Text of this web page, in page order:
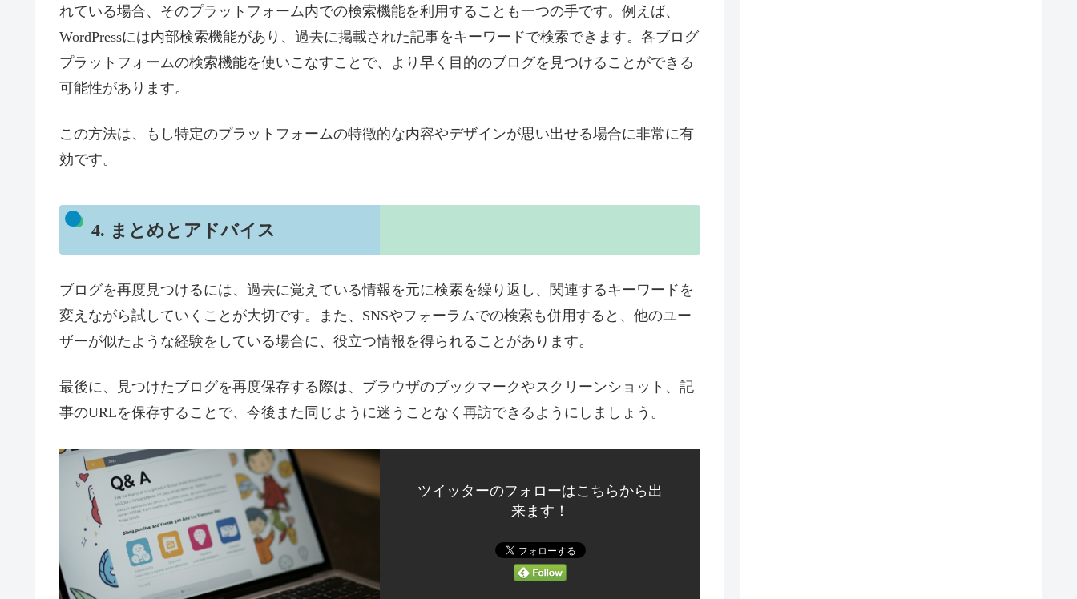
れている場合、そのプラットフォーム内での検索機能を利用することも一つの手です。例えば、
WordPressには内部検索機能があり、過去に掲載された記事をキーワードで検索できます。各ブログ
プラットフォームの検索機能を使いこなすことで、より早く目的のブログを見つけることができる
可能性があります。
この方法は、もし特定のプラットフォームの特徴的な内容やデザインが思い出せる場合に非常に有
効です。
4. まとめとアドバイス
ブログを再度見つけるには、過去に覚えている情報を元に検索を繰り返し、関連するキーワードを
変えながら試していくことが大切です。また、SNSやフォーラムでの検索も併用すると、他のユー
ザーが似たような経験をしている場合に、役立つ情報を得られることがあります。
最後に、見つけたブログを再度保存する際は、ブラウザのブックマークやスクリーンショット、記
事のURLを保存することで、今後また同じように迷うことなく再訪できるようにしましょう。
ツイッターのフォローはこちらから出
来ます！